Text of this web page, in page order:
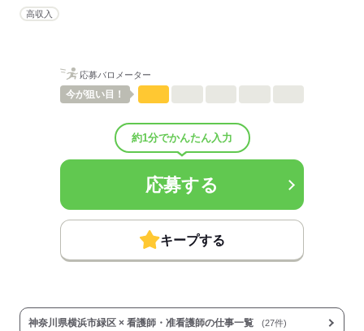
■退職金制度：有（勤続3年以上）
■退職金制度備考：
■試用期間中の労働条件：
■その他手当：
調整手当 151,000円～166,500円
応募する
高収入
応募バロメーター
今が狙い目！
約1分でかんたん入力
応募する
キープする
神奈川県横浜市緑区 × 看護師・准看護師の仕事一覧 (27件)